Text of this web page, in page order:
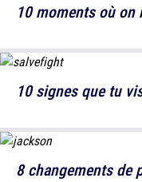
10 moments où
10 signes que tu
8 changements de